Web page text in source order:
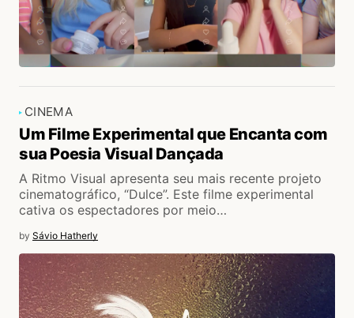
CINEMA
Um Filme Experimental que Encanta com
sua Poesia Visual Dançada
A Ritmo Visual apresenta seu mais recente projeto
cinematográfico, “Dulce”. Este filme experimental
cativa os espectadores por meio…
by Sávio Hatherly